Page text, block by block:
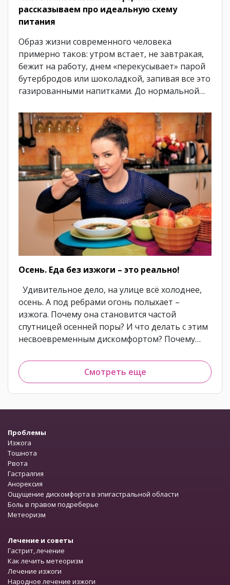
рассказываем про идеальную схему
питания
Образ жизни современного человека
примерно таков: утром встает, не завтракая,
бежит на работу, днем «перекусывает» парой
бутербродов или шоколадкой, запивая все это
газированными напитками. До нормальной…
Осень. Еда без изжоги – это реально!
Удивительное дело, на улице всё холоднее,
осень. А под ребрами огонь полыхает –
изжога. Почему она становится частой
спутницей осенней поры? И что делать с этим
несвоевременным дискомфортом? Почему…
Смотреть еще
Проблемы
Изжога
Тошнота
Рвота
Гастралгия
Анорексия
Ощущение дискомфорта в эпигастральной области
Боль в правом подреберье
Метеоризм
Лечение и советы
Гастрит, лечение
Как лечить метеоризм
Лечение изжоги
Народное лечение изжоги